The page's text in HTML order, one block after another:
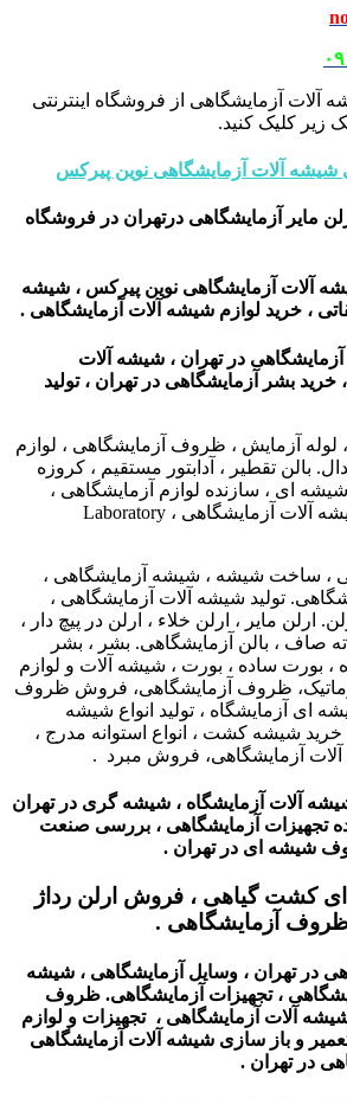
آلات آزمایشگاهی از فروشگاه اینترنتی
زیر کلیک کنید.
شیشه آلات آزمایشگاهی نوین پیرکس
مایر آزمایشگاهی درتهران در فروشگاه
آلات آزمایشگاهی نوین پیرکس ، شیشه
، خرید لوازم شیشه آلات آزمایشگاهی .
در تهران ، شیشه آلات
خرید بشر آزمایشگاهی در تهران ، تولید
آزمایش ، ظروف آزمایشگاهی ، لوازم
بالن تقطیر ، آدابتور مستقیم ، کروزه
ای ، سازنده لوازم آزمایشگاهی ،
لوازم آزمایشگاهی ، شیشه آلات آزمایشگاهی ، Laboratory
، ساخت شیشه ، شیشه آزمایشگاهی ،
تولید شیشه آلات آزمایشگاهی ،
ارلن مایر ، ارلن خلاء ، ارلن در پیچ دار ،
ته صاف ، بالن آزمایشگاهی. بشر ، بشر
، بورت ساده ، بورت ، شیشه آلات و لوازم
ظروف آزمایشگاهی، فروش ظروف
ای آزمایشگاه ، تولید انواع شیشه
خرید شیشه کشت ، انواع استوانه مدرج ،
آلات آزمایشگاهی، فروش مبرد .
آلات آزمایشگاه ، شیشه گری در تهران
تجهیزات آزمایشگاهی ، بررسی صنعت
شیشه ای در تهران .
کشت گیاهی ، فروش ارلن رداژ
ظروف آزمایشگاهی .
در تهران ، وسایل آزمایشگاهی ، شیشه
، تجهیزات آزمایشگاهی. ظروف
آلات آزمایشگاهی ، تجهیزات و لوازم
و باز سازی شیشه آلات آزمایشگاهی
در تهران .